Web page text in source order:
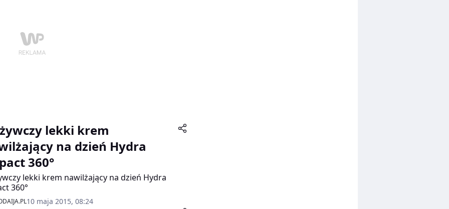
lekki krem
na dzień Hydra
360°
lekki krem nawilżający na dzień Hydra
360°
10 maja 2015, 08:24